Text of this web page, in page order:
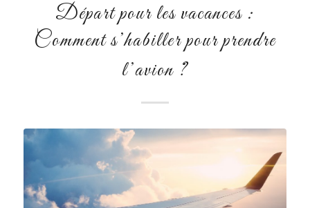
Départ pour les vacances :
Comment s’habiller pour prendre
l’avion ?